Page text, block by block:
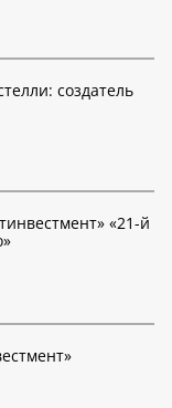
создатель
«21-й